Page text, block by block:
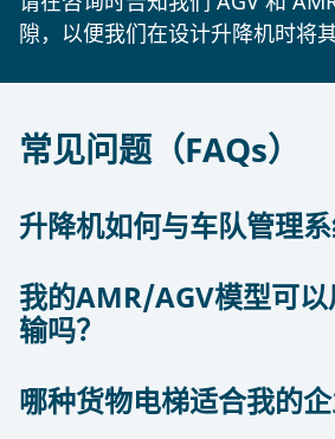
隙，以便我们在设计升降机时将
常见问题（FAQs）
升降机如何与车队管理系
电梯和车队管理系统之间的通信
从硬接线解决方案到无线电解决方
使用参数化接口可以实现任何方
可以单独打开，以允许AGV进入
我的AMR/AGV模型可
输吗？
有数百种不同的AGV和AMR模型
哪种货物电梯适合我的企